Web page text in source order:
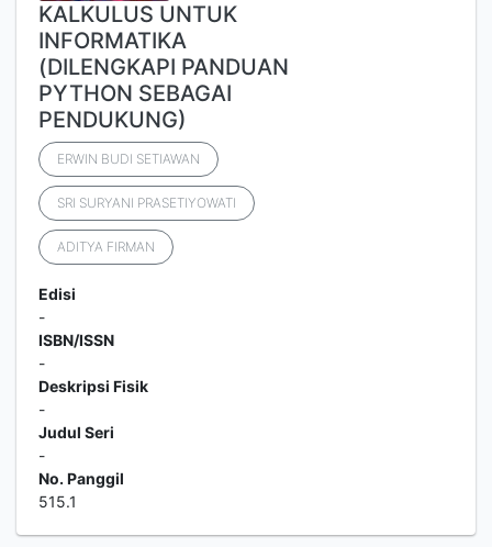
KALKULUS UNTUK
INFORMATIKA
(DILENGKAPI PANDUAN
PYTHON SEBAGAI
PENDUKUNG)
ERWIN BUDI SETIAWAN
SRI SURYANI PRASETIYOWATI
ADITYA FIRMAN
Edisi
-
ISBN/ISSN
-
Deskripsi Fisik
-
Judul Seri
-
No. Panggil
515.1